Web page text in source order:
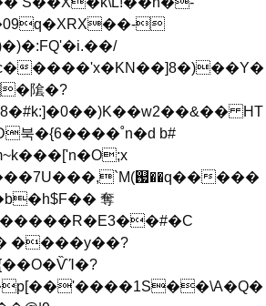

����'x�KN��]8�)��Y�
隂�?
HT
�{6����˚n�d b#
���
奪
����y��?